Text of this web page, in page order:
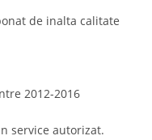
de inalta calitate
2012-2016
service autorizat.